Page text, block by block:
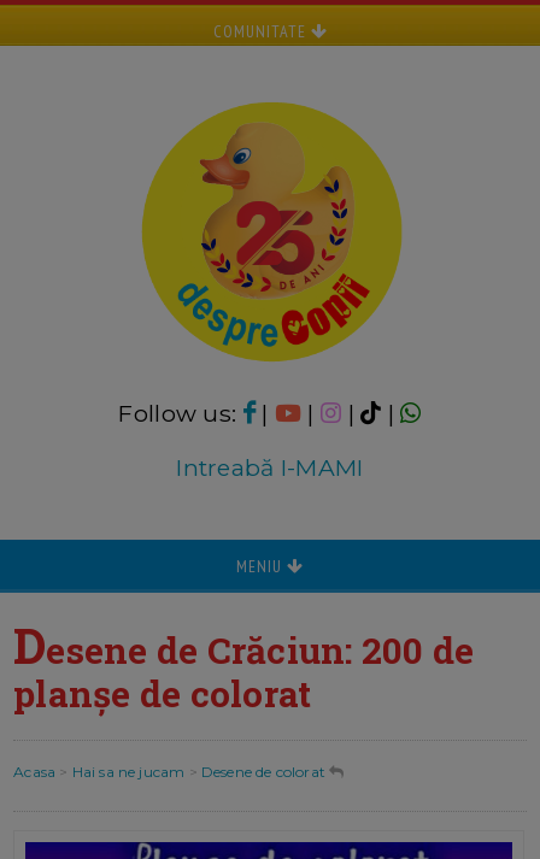
COMUNITATE
Follow us: | | |
|
Intreabă I-MAMI
MENIU
Desene de Crăciun: 200 de
planșe de colorat
Acasa > Hai sa ne jucam > Desene de colorat